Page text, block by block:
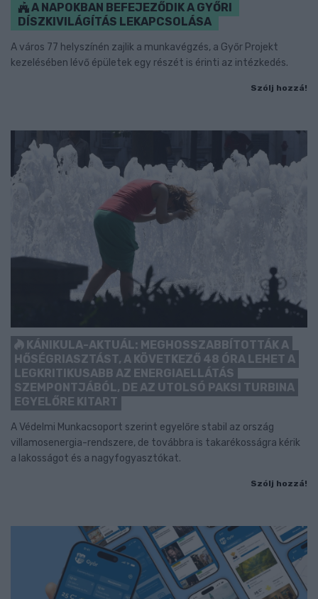
A NAPOKBAN BEFEJEZŐDIK A GYŐRI
DÍSZKIVILÁGÍTÁS LEKAPCSOLÁSA
A város 77 helyszínén zajlik a munkavégzés, a Győr Projekt
kezelésében lévő épületek egy részét is érinti az intézkedés.
Szólj hozzá!
KÁNIKULA-AKTUÁL: MEGHOSSZABBÍTOTTÁK A
HŐSÉGRIASZTÁST, A KÖVETKEZŐ 48 ÓRA LEHET A
LEGKRITIKUSABB AZ ENERGIAELLÁTÁS
SZEMPONTJÁBÓL, DE AZ UTOLSÓ PAKSI TURBINA
EGYELŐRE KITART
A Védelmi Munkacsoport szerint egyelőre stabil az ország
villamosenergia-rendszere, de továbbra is takarékosságra kérik
a lakosságot és a nagyfogyasztókat.
Szólj hozzá!